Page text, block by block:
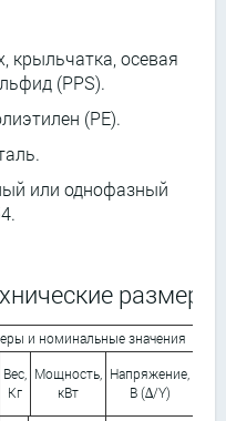
крыльчатка, осевая
(PPS).
(PE).
или однофазный
размеры
и номинальные значения
Вес,
Кг
Мощность,
кВт
Напряжение,
В (∆/Y)